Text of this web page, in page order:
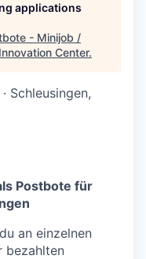
applications
- Minijob /
Center.
Schleusingen,
Postbote für
an einzelnen
bezahlten